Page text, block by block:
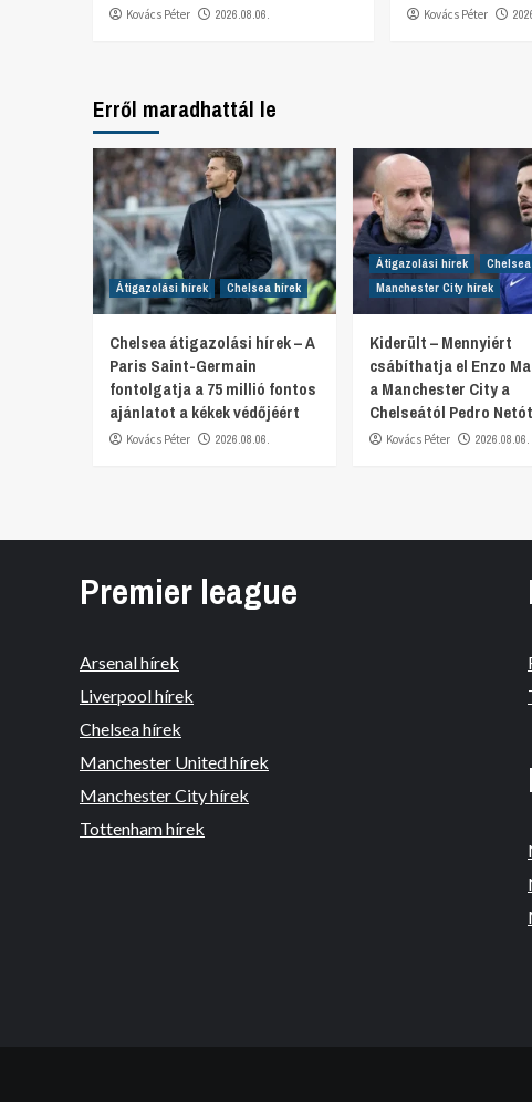
Kovács Péter 2026.08.06. Kovács Péter
Erről maradhattál le
Átigazolási hírek Chelsea hírek
Chelsea átigazolási hírek – A
Paris Saint-Germain
fontolgatja a 75 millió fontos
ajánlatot a kékek védőjéért
Kovács Péter 2026.08.06.
Átigazolási hírek
Manchester City hírek
Kiderült – Mennyiért
csábíthatja el Enzo
a Manchester City a
Chelseától Pedro Netót
Kovács Péter 2026.08.06.
Premier league
Arsenal hírek
Liverpool hírek
Chelsea hírek
Manchester United hírek
Manchester City hírek
Tottenham hírek